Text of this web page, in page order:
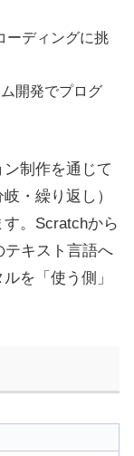
ーディングに挑
開発でプログ
制作を通じて
・繰り返し）
。Scratchから
テキスト言語へ
を「使う側」